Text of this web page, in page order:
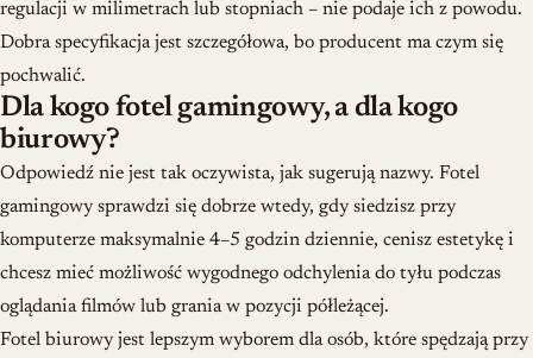
regulacji w milimetrach lub stopniach – nie podaje ich z powodu.
Dobra specyfikacja jest szczegółowa, bo producent ma czym się
pochwalić.
Dla kogo fotel gamingowy, a dla kogo
biurowy?
Odpowiedź nie jest tak oczywista, jak sugerują nazwy. Fotel
gamingowy sprawdzi się dobrze wtedy, gdy siedzisz przy
komputerze maksymalnie 4–5 godzin dziennie, cenisz estetykę i
chcesz mieć możliwość wygodnego odchylenia do tyłu podczas
oglądania filmów lub grania w pozycji półleżącej.
Fotel biurowy jest lepszym wyborem dla osób, które spędzają przy